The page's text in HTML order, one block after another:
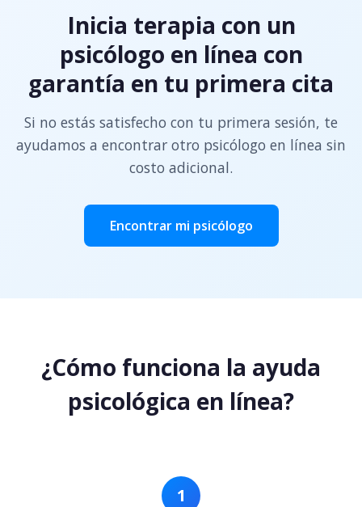
Inicia terapia con un
psicólogo en línea con
garantía en tu primera cita
Si no estás satisfecho con tu primera sesión, te
ayudamos a encontrar otro psicólogo en línea sin
costo adicional.
Encontrar mi psicólogo
¿Cómo funciona la ayuda
psicológica en línea?
1